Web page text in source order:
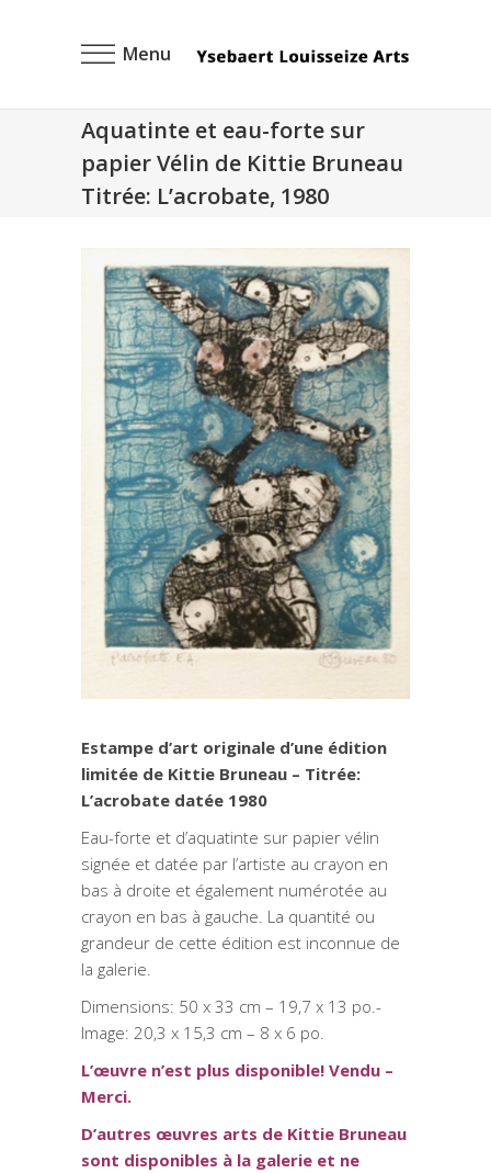
Menu
Aquatinte et eau-forte sur
papier Vélin de Kittie Bruneau
Titrée: L’acrobate, 1980
Estampe d’art originale d’une édition
limitée de Kittie Bruneau – Titrée:
L’acrobate datée 1980
Eau-forte et d’aquatinte sur papier vélin
signée et datée par l’artiste au crayon en
bas à droite et également numérotée au
crayon en bas à gauche. La quantité ou
grandeur de cette édition est inconnue de
la galerie.
Dimensions: 50 x 33 cm – 19,7 x 13 po.-
Image: 20,3 x 15,3 cm – 8 x 6 po.
L’œuvre n’est plus disponible! Vendu –
Merci.
D’autres œuvres arts de Kittie Bruneau
sont disponibles à la galerie et ne